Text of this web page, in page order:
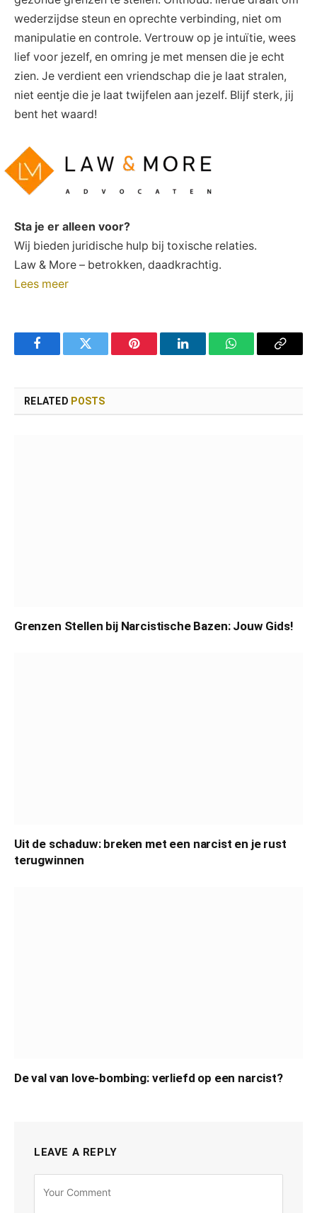
wederzijdse steun en oprechte verbinding, niet om
manipulatie en controle. Vertrouw op je intuïtie, wees
lief voor jezelf, en omring je met mensen die je echt
zien. Je verdient een vriendschap die je laat stralen,
niet eentje die je laat twijfelen aan jezelf. Blijf sterk, jij
bent het waard!
Sta je er alleen voor?
Wij bieden juridische hulp bij toxische relaties.
Law & More – betrokken, daadkrachtig.
Lees meer
FacebookTwitter Pinterest LinkedInWhatsAppCopy
RELATED POSTS
Grenzen Stellen bij Narcistische Bazen: Jouw Gids!
Uit de schaduw: breken met een narcist en je rust
terugwinnen
De val van love-bombing: verliefd op een narcist?
LEAVE A REPLY